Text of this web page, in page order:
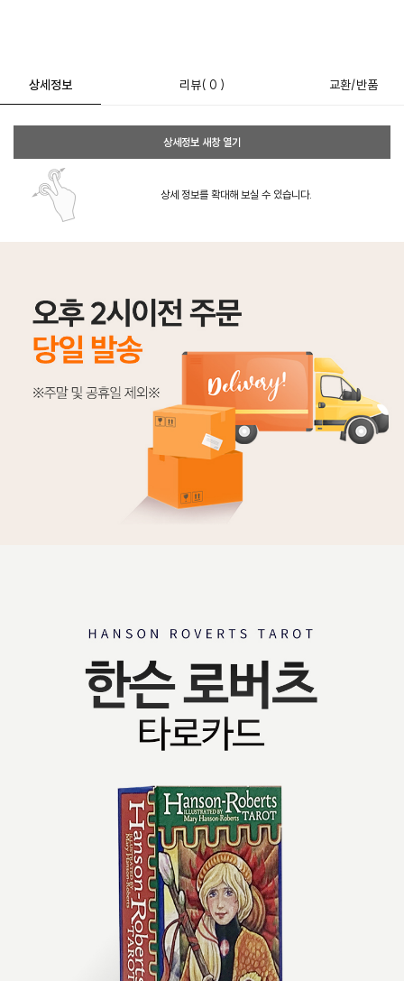
상세정보 리뷰( 0 ) 교환/반품
상세정보 새창 열기
상세 정보를 확대해 보실 수 있습니다.